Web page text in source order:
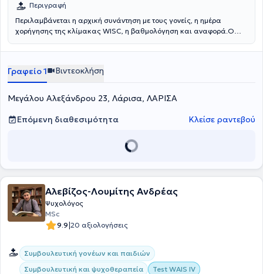
Περιγραφή
Περιλαμβάνεται η αρχική συνάντηση με τους γονείς, η ημέρα
χορήγησης της κλίμακας WISC, η βαθμολόγηση και αναφορά.Ο
διάρκεια της εκτίμησης μπορεί να ποικίλλει και δεν είναι δυνατόν
Γραφείο 1 Βιντεοκλήση
Μεγάλου Αλεξάνδρου 23, Λάρισα, ΛΑΡΙΣΑ
Επόμενη διαθεσιμότητα
Κλείσε ραντεβού
Αλεβίζος-Λουμίτης Ανδρέας
Ψυχολόγος
MSc
9.9|20 αξιολογήσεις
Συμβουλευτική γονέων και παιδιών
Συμβουλευτική και ψυχοθεραπεία
Test WAIS IV